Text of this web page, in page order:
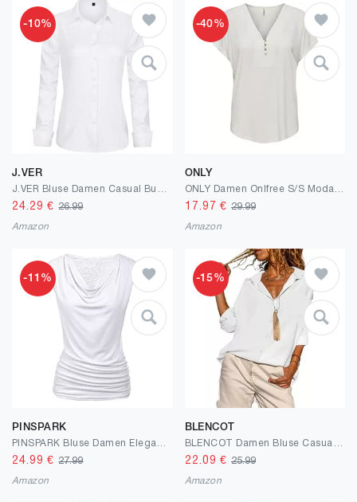
-10%
J.VER
24.29 €26.99
Amazon
-40%
ONLY
17.97 € 29.99
Amazon
-11%
PINSPARK
24.99 €27.99
Amazon
-15%
BLENCOT
22.09 € 25.99
Amazon